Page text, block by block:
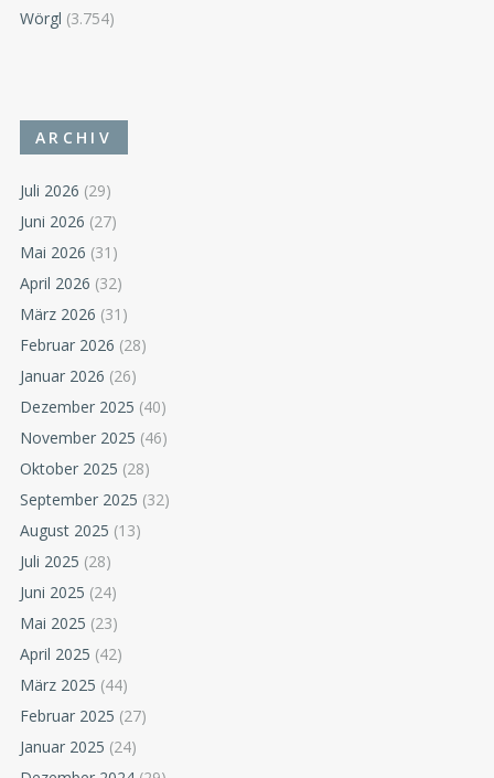
Wörgl (3.754)
ARCHIV
Juli 2026 (29)
Juni 2026 (27)
Mai 2026 (31)
April 2026 (32)
März 2026 (31)
Februar 2026 (28)
Januar 2026 (26)
Dezember 2025 (40)
November 2025 (46)
Oktober 2025 (28)
September 2025 (32)
August 2025 (13)
Juli 2025 (28)
Juni 2025 (24)
Mai 2025 (23)
April 2025 (42)
März 2025 (44)
Februar 2025 (27)
Januar 2025 (24)